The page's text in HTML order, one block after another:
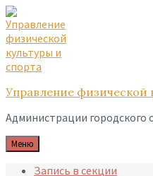
Skip
to
content
Skip
to
main
navigation
Skip
to
footer
Управление физической
Администрации городского
Меню
Запись в секции